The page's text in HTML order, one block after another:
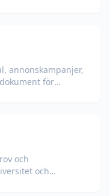
annonskampanjer,
för
och
och